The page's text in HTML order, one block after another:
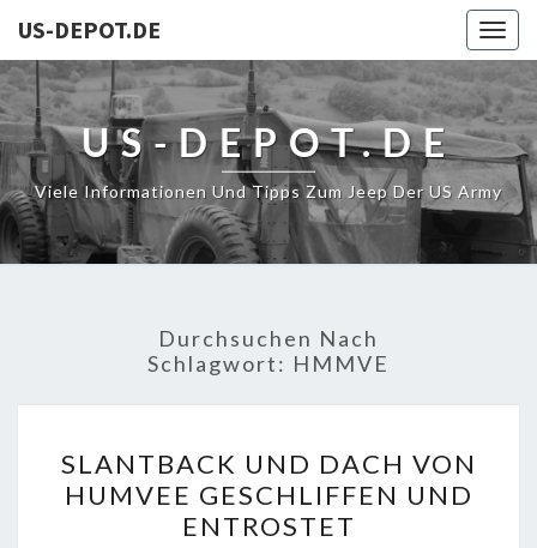
US-DEPOT.DE
US-DEPOT.DE
Viele Informationen Und Tipps Zum Jeep Der US Army
Durchsuchen Nach
Schlagwort: HMMVE
UND
DACH
VON
SLANTBACK UND DACH VON
HUMVEE GESCHLIFFEN UND
ENTROSTET